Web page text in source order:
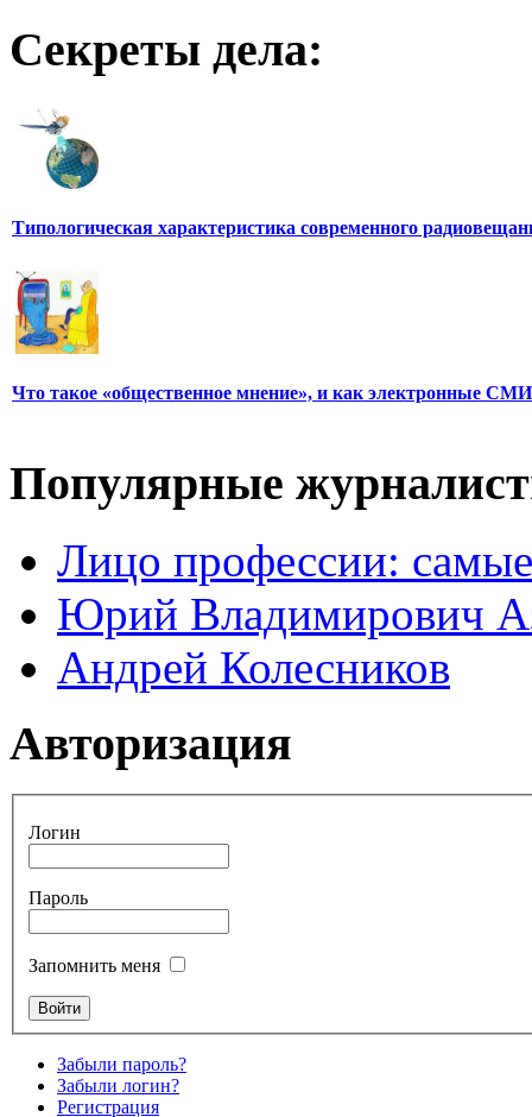
Секреты дела:
Типологическая характеристика современного
Что такое «общественное мнение», и как электронные СМИ
Популярные
Лицо профессии:
Юрий Владимирович
Андрей Колесников
Авторизация
Логин
Пароль
Запомнить меня
Забыли пароль?
Забыли логин?
Регистрация